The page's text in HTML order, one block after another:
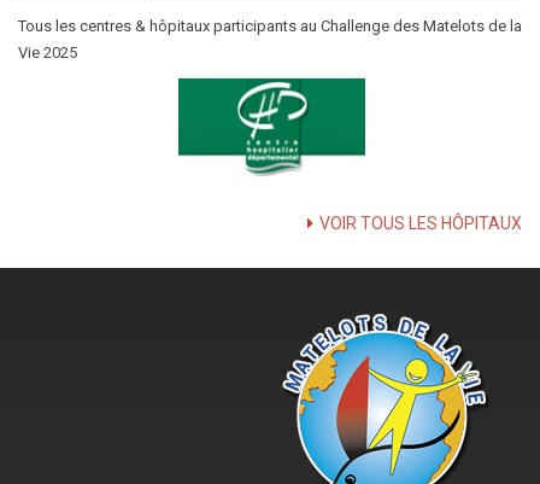
Tous les centres & hôpitaux participants au Challenge des Matelots de la
Vie 2025
VOIR TOUS LES HÔPITAUX